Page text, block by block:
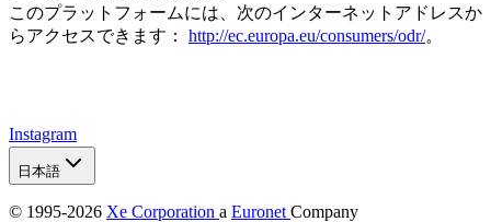
このプラットフォームには、次のインターネットアドレスか
らアクセスできます： http://ec.europa.eu/consumers/odr/。
Instagram
日本語
© 1995-2026 Xe Corporation a Euronet Company